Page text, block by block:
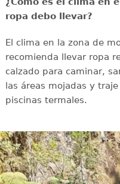
ropa debo llevar?
El clima en la zona de
recomienda llevar ropa
calzado para caminar,
las áreas mojadas y
piscinas termales.